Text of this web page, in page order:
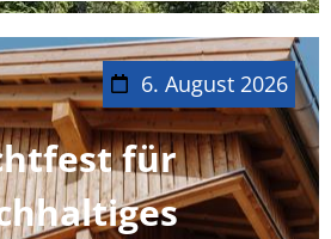
6. August 2026
für